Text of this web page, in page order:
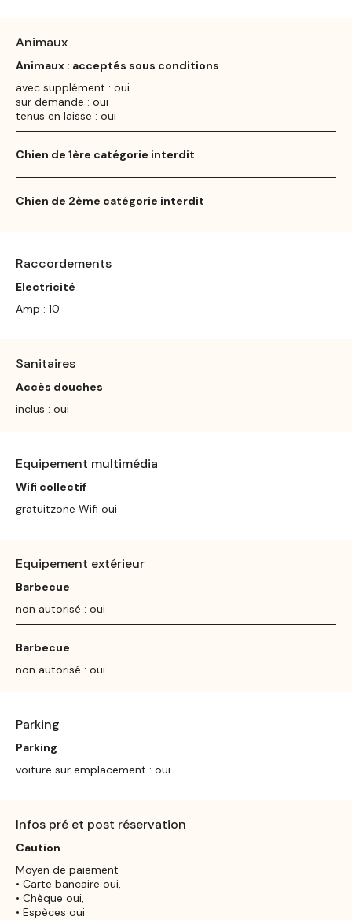
Animaux
Animaux : acceptés sous conditions
avec supplément : oui
sur demande : oui
tenus en laisse : oui
Chien de 1ère catégorie interdit
Chien de 2ème catégorie interdit
Raccordements
Electricité
Amp : 10
Sanitaires
Accès douches
inclus : oui
Equipement multimédia
Wifi collectif
gratuitzone Wifi oui
Equipement extérieur
Barbecue
non autorisé : oui
Barbecue
non autorisé : oui
Parking
Parking
voiture sur emplacement : oui
Infos pré et post réservation
Caution
Moyen de paiement :
• Carte bancaire oui,
• Chèque oui,
• Espèces oui